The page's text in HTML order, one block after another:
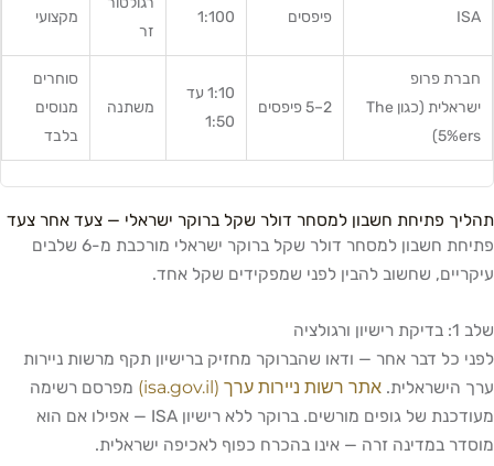
ISA פיפסים 1:100
זר
מקצועי
חברת פרופ
ישראלית (כגון The
5%ers)
2–5 פיפסים
1:10 עד
1:50
משתנה
סוחרים
מנוסים
בלבד
תהליך פתיחת חשבון למסחר דולר שקל ברוקר ישראלי — צעד אחר צעד
פתיחת חשבון למסחר דולר שקל ברוקר ישראלי מורכבת מ-6 שלבים
עיקריים, שחשוב להבין לפני שמפקידים שקל אחד.
שלב 1: בדיקת רישיון ורגולציה
לפני כל דבר אחר — ודאו שהברוקר מחזיק ברישיון תקף מרשות ניירות
ערך הישראלית. אתר רשות ניירות ערך (isa.gov.il)
מפרסם רשימה
מעודכנת של גופים מורשים. ברוקר ללא רישיון ISA — אפילו אם הוא
מוסדר במדינה זרה — אינו בהכרח כפוף לאכיפה ישראלית.